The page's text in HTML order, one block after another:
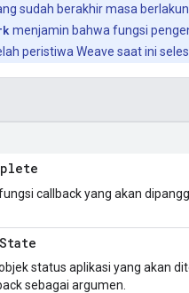
sudah berakhir masa
menjamin bahwa fungsi
peristiwa Weave saat ini
callback yang akan
State
status aplikasi yang akan
sebagai argumen.